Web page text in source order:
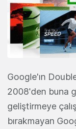
Google'ın
2008'den buna
geliştirmeye
bırakmayan